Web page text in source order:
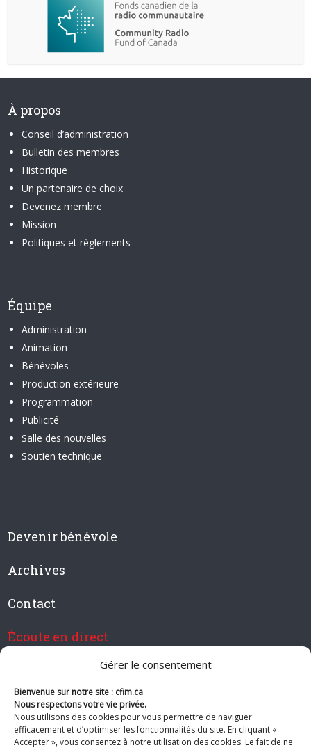
Gérer le consentement
Bienvenue sur notre site : cfim.ca
Nous respectons votre vie privée.
Nous utilisons des cookies pour vous permettre de naviguer
efficacement et d’optimiser les fonctionnalités du site. En cliquant «
Accepter », vous consentez à notre utilisation des cookies. Le fait de ne
À propos
Conseil d’administration
Bulletin des membres
Historique
Un partenaire de choix
Devenez membre
Mission
Politiques et règlements
Équipe
Administration
Animation
Bénévoles
Production extérieure
Programmation
Publicité
Salle des nouvelles
Soutien technique
Devenir bénévole
Archives
Contact
Écoute en direct
Devenir membre de CFIM